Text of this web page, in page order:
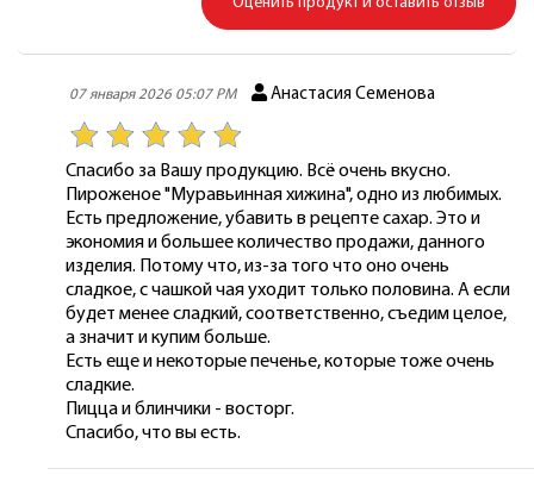
07 января 2026 05:07 PM Анастасия Семенова
Спасибо за Вашу продукцию. Всё очень вкусно.
Пироженое "Муравьинная хижина", одно из любимых.
Есть предложение, убавить в рецепте сахар. Это и
экономия и большее количество продажи, данного
изделия. Потому что, из-за того что оно очень
сладкое, с чашкой чая уходит только половина. А если
будет менее сладкий, соответственно, съедим целое,
а значит и купим больше.
Есть еще и некоторые печенье, которые тоже очень
сладкие.
Пицца и блинчики - восторг.
Спасибо, что вы есть.